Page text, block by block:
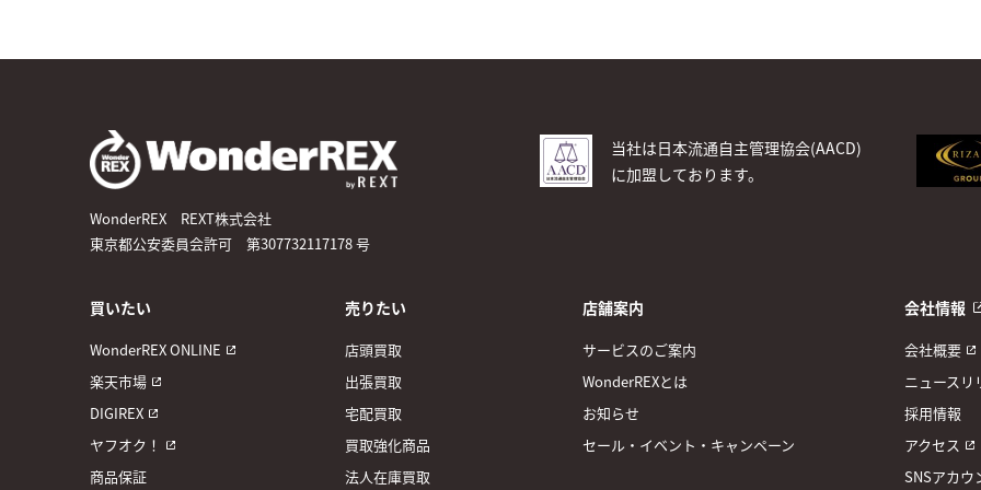
WonderREX REXT株式会社
東京都公安委員会許可 第307732117178 号
当社は日本流通自主管理協会(AACD)
に加盟しております。
買いたい
WonderREX ONLINE
楽天市場
DIGIREX
ヤフオク！
商品保証
売りたい
店頭買取
出張買取
宅配買取
買取強化商品
法人在庫買取
店舗案内
サービスのご案内
WonderREXとは
お知らせ
セール・イベント・キャンペーン
会社情報
会社概要
ニュースリ
採用情報
アクセス
SNSアカウ